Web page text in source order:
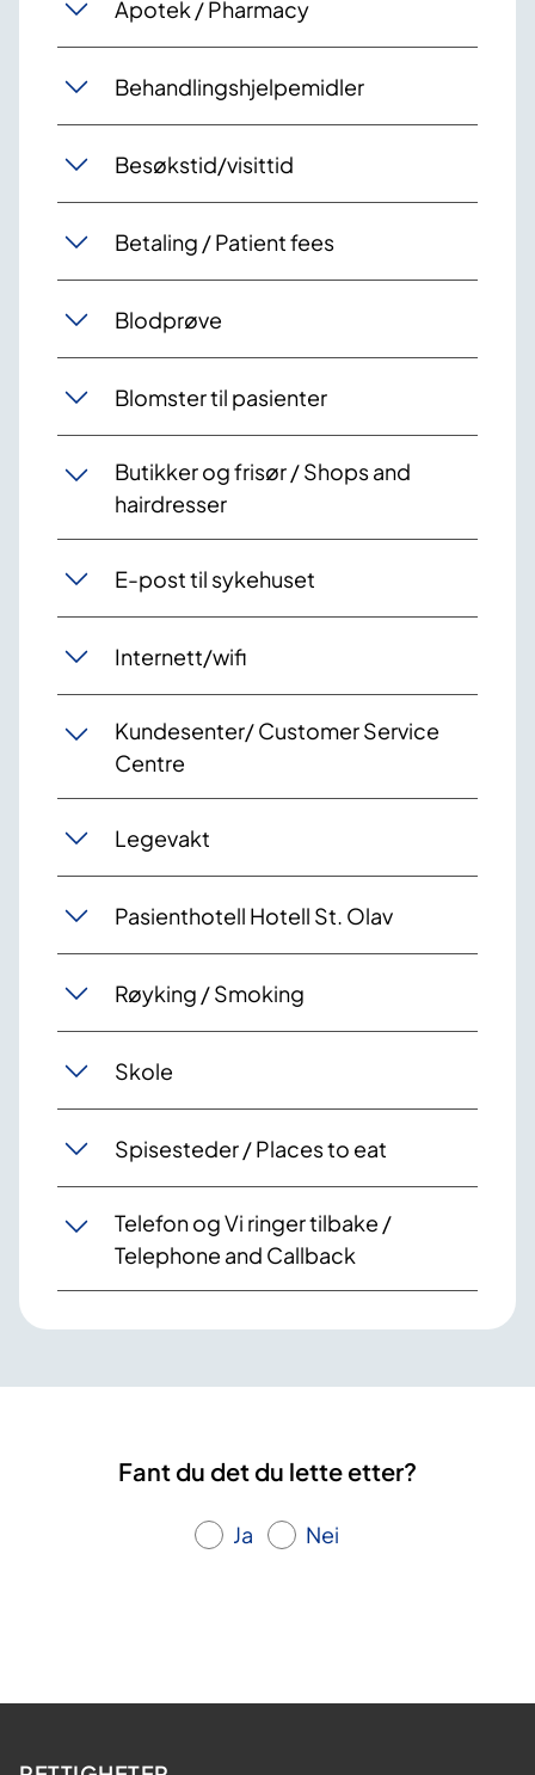
Apotek / Pharmacy
Behandlingshjelpemidler
Besøkstid/visittid
Betaling / Patient fees
Blodprøve
Blomster til pasienter
Butikker og frisør / Shops and
hairdresser
E-post til sykehuset
Internett/wifi
Kundesenter/ Customer Service
Centre
Legevakt
Pasienthotell Hotell St. Olav
Røyking / Smoking
Skole
Spisesteder / Places to eat
Telefon og Vi ringer tilbake /
Telephone and Callback
Fant du det du lette etter?
Ja Nei